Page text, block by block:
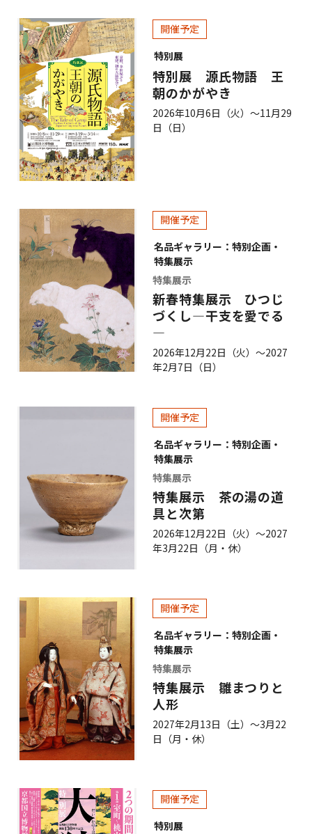
開催予定
特別展
特別展 源氏物語 王
朝のかがやき
2026年10月6日（火）～11月29
日（日）
開催予定
名品ギャラリー：特別企画・
特集展示
特集展示
新春特集展示 ひつじ
づくし―干支を愛でる
―
2026年12月22日（火）～2027
年2月7日（日）
開催予定
名品ギャラリー：特別企画・
特集展示
特集展示
特集展示 茶の湯の道
具と次第
2026年12月22日（火）～2027
年3月22日（月・休）
開催予定
名品ギャラリー：特別企画・
特集展示
特集展示
特集展示 雛まつりと
人形
2027年2月13日（土）～3月22
日（月・休）
開催予定
特別展